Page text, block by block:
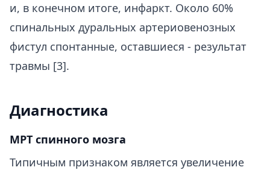
и, в конечном итоге, инфаркт. Около 60%
спинальных дуральных артериовенозных
фистул спонтанные, оставшиеся - результат
травмы [3].
Диагностика
МРТ спинного мозга
Типичным признаком является увеличение